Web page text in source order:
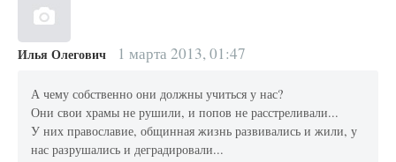
Илья Олегович 1 марта 2013, 01:47
А чему собственно они должны учиться у нас?
Они свои храмы не рушили, и попов не расстреливали...
У них православие, общинная жизнь развивались и жили, у
нас разрушались и деградировали...